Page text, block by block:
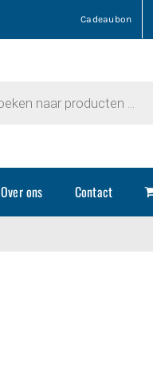
Cadeaubon
Over ons Contact